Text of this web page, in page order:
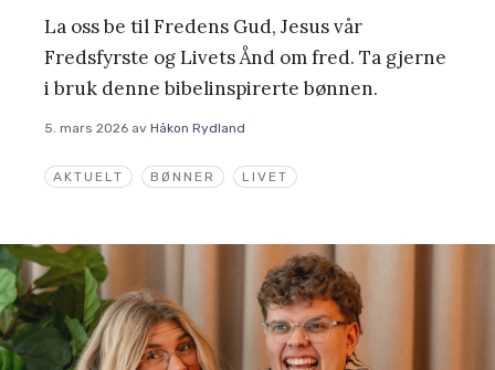
AKTUELT BØNNER LIVET
La oss be til Fredens Gud, Jesus vår
Fredsfyrste og Livets Ånd om fred. Ta gjerne
i bruk denne bibelinspirerte bønnen.
5. mars 2026 av Håkon Rydland